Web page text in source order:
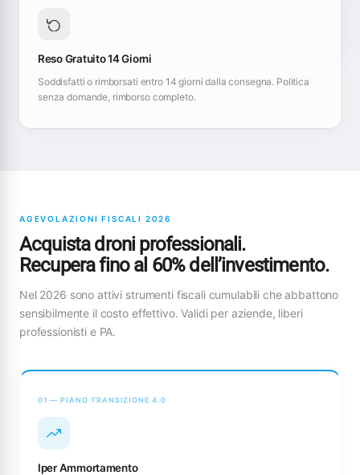
Reso Gratuito 14 Giorni
Soddisfatti o rimborsati entro 14 giorni dalla consegna. Politica
senza domande, rimborso completo.
AGEVOLAZIONI FISCALI 2026
Acquista droni professionali.
Recupera fino al 60% dell’investimento.
Nel 2026 sono attivi strumenti fiscali cumulabili che abbattono
sensibilmente il costo effettivo. Validi per aziende, liberi
professionisti e PA.
01 — PIANO TRANSIZIONE 4.0
Iper Ammortamento